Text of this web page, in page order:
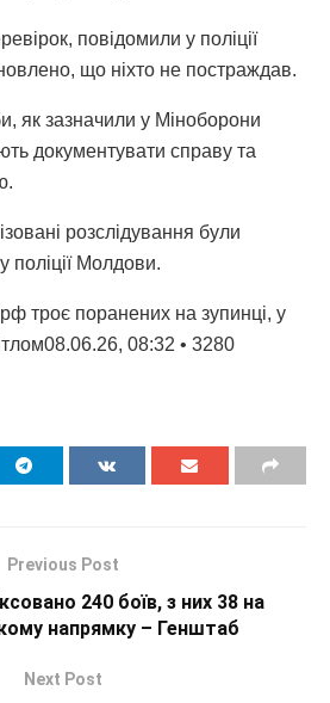
повідомили у поліції
що ніхто не постраждав.
як зазначили у Міноборони
документувати справу та
розслідування були
поліції Молдови.
троє поранених на зупинці, у
08:32 • 3280
Previous Post
240 боїв, з них 38 на
напрямку – Генштаб
Next Post